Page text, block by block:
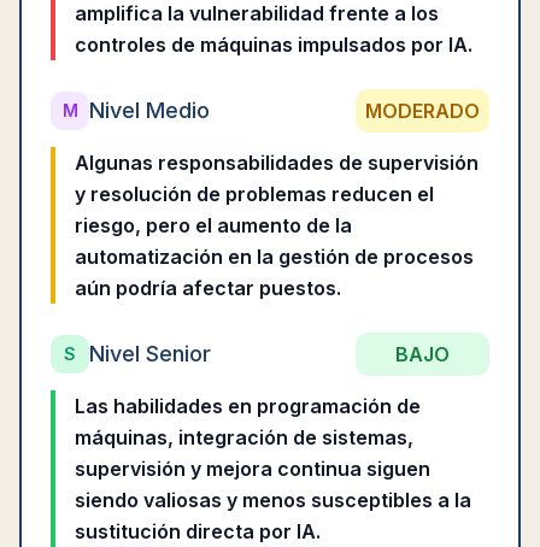
amplifica la vulnerabilidad frente a los
controles de máquinas impulsados por IA.
M Nivel Medio MODERADO
Algunas responsabilidades de supervisión
y resolución de problemas reducen el
riesgo, pero el aumento de la
automatización en la gestión de procesos
aún podría afectar puestos.
S Nivel Senior BAJO
Las habilidades en programación de
máquinas, integración de sistemas,
supervisión y mejora continua siguen
siendo valiosas y menos susceptibles a la
sustitución directa por IA.